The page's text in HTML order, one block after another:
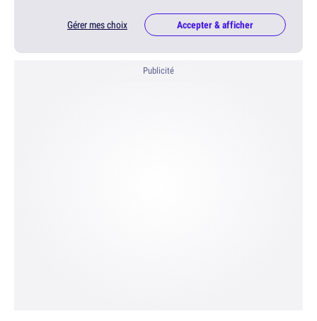
Gérer mes choix Accepter & afficher
Publicité